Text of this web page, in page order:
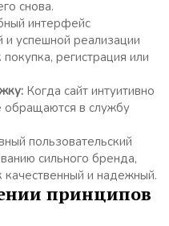
снова.
интерфейс
и успешной реализации
регистрация или
Когда сайт интуитивно
обращаются в службу
пользовательский
сильного бренда,
качественный и надежный.
принципов